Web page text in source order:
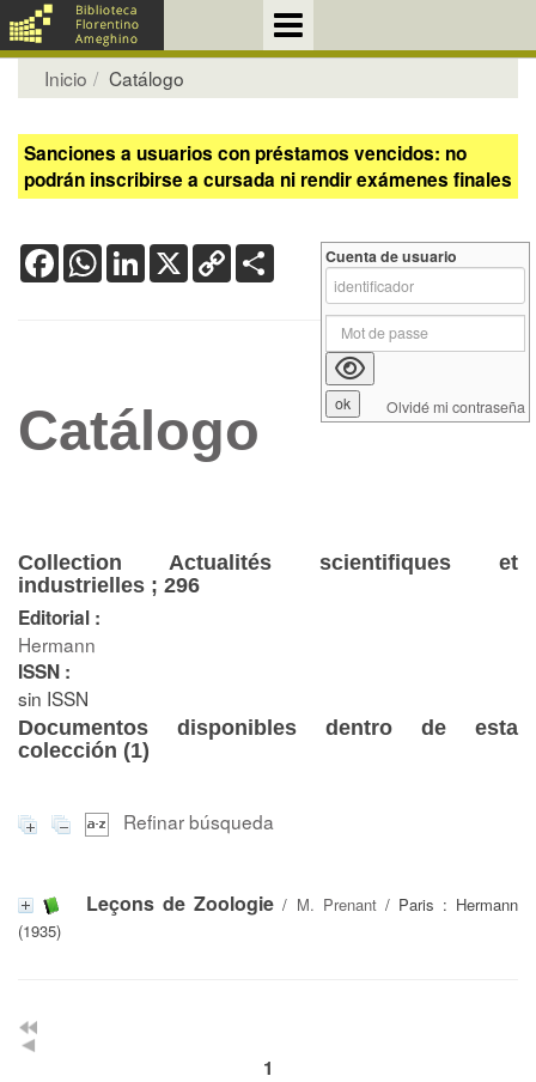
Inicio Catálogo
Sanciones a usuarios con préstamos vencidos: no
podrán inscribirse a cursada ni rendir exámenes finales
FacebookWhatsApp
LinkedIn
X Copy
Link
Catálogo
Collection Actualités scientifiques et
industrielles ; 296
Editorial :
Hermann
ISSN :
sin ISSN
Documentos disponibles dentro de esta
colección (1)
Refinar búsqueda
Leçons de Zoologie / M. Prenant/ Paris : Hermann
(1935)
1
Cuenta de usuario
Olvidé mi contraseña